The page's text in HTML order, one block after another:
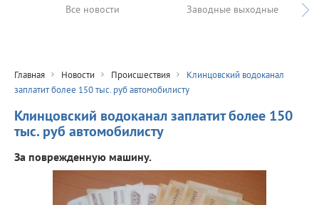
Все новости Заводные выходные
Главная Новости Происшествия
Клинцовский водоканал
заплатит более 150 тыс. руб автомобилисту
Клинцовский водоканал заплатит более 150
тыс. руб автомобилисту
За поврежденную машину.